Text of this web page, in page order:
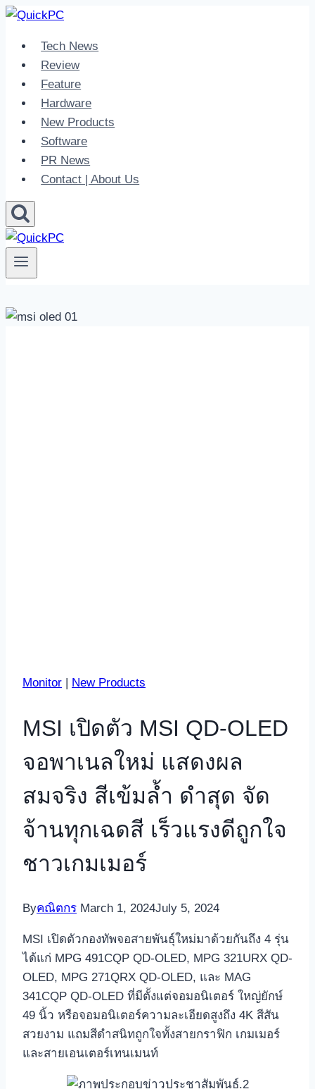
Skip
contentTech News
Review
Feature
Hardware
New Products
Software
PR News
Contact | About Us
Monitor | New Products
MSI เปิดตัว MSI QD-OLED
จอพาเนลใหม่ แสดงผล
สมจริง สีเข้มล้ำ ดำสุด จัด
จ้านทุกเฉดสี เร็วแรงดีถูกใจ
ชาวเกมเมอร์
Byคณิตกร March 1, 2024July 5, 2024
MSI เปิดตัวกองทัพจอสายพันธุ์ใหม่มาด้วยกันถึง 4 รุ่น
ได้แก่ MPG 491CQP QD-OLED, MPG 321URX QD-
OLED, MPG 271QRX QD-OLED, และ MAG
341CQP QD-OLED ที่มีตั้งแต่จอมอนิเตอร์ ใหญ่ยักษ์
49 นิ้ว หรือจอมอนิเตอร์ความละเอียดสูงถึง 4K สีสัน
สวยงาม แถมสีดำสนิทถูกใจทั้งสายกราฟิก เกมเมอร์
และสายเอนเตอร์เทนเมนท์